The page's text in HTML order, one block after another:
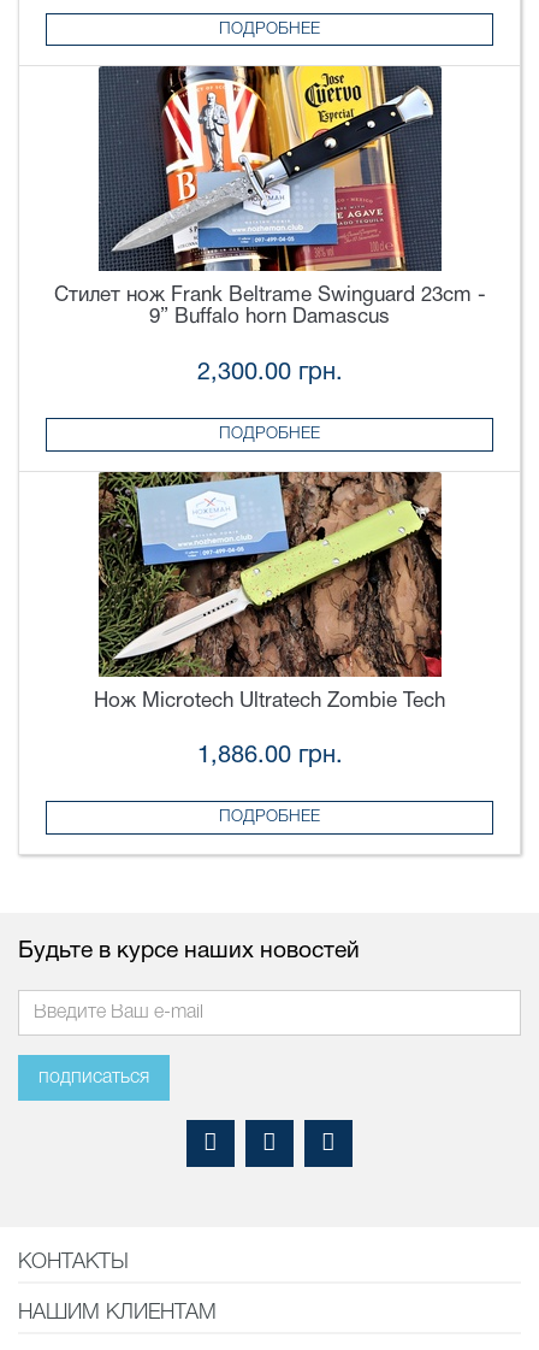
ПОДРОБНЕЕ
Стилет нож Frank Beltrame Swinguard 23cm -
9” Buffalo horn Damascus
2,300.00 грн.
ПОДРОБНЕЕ
Нож Microtech Ultratech Zombie Tech
1,886.00 грн.
ПОДРОБНЕЕ
Будьте в курсе наших новостей
подписаться
КОНТАКТЫ
НАШИМ КЛИЕНТАМ